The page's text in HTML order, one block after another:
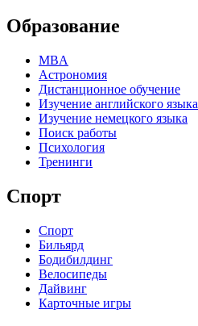
Образование
MBA
Астрономия
Дистанционное обучение
Изучение английского языка
Изучение немецкого языка
Поиск работы
Психология
Тренинги
Спорт
Спорт
Бильярд
Бодибилдинг
Велосипеды
Дайвинг
Карточные игры